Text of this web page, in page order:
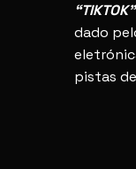
“TIKTOK”
dado
pistas